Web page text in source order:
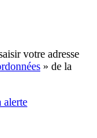
votre adresse
» de la